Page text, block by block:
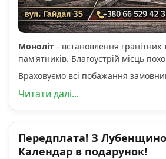
Моноліт - встановлення
пам'ятників. Благоустрій місць
Враховуємо всі побажання
Читати далі...
Передплата! З
Календар в подарунок!